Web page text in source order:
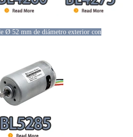
Ø 52 mm de diámetro exterior con